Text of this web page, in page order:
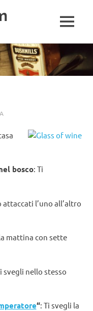
MENU
bosco: Ti
attaccati l’uno all’altro
mattina con sette
svegli nello stesso
“: Ti svegli la